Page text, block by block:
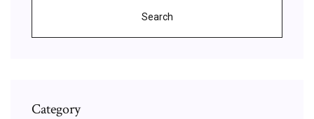
Search
Category